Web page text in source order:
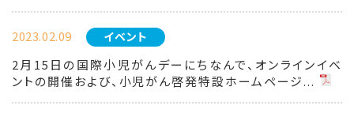
2023.02.09 イベント
2月15日の国際小児がんデーにちなんで、オンラインイベ
ントの開催および、小児がん啓発特設ホームページ...